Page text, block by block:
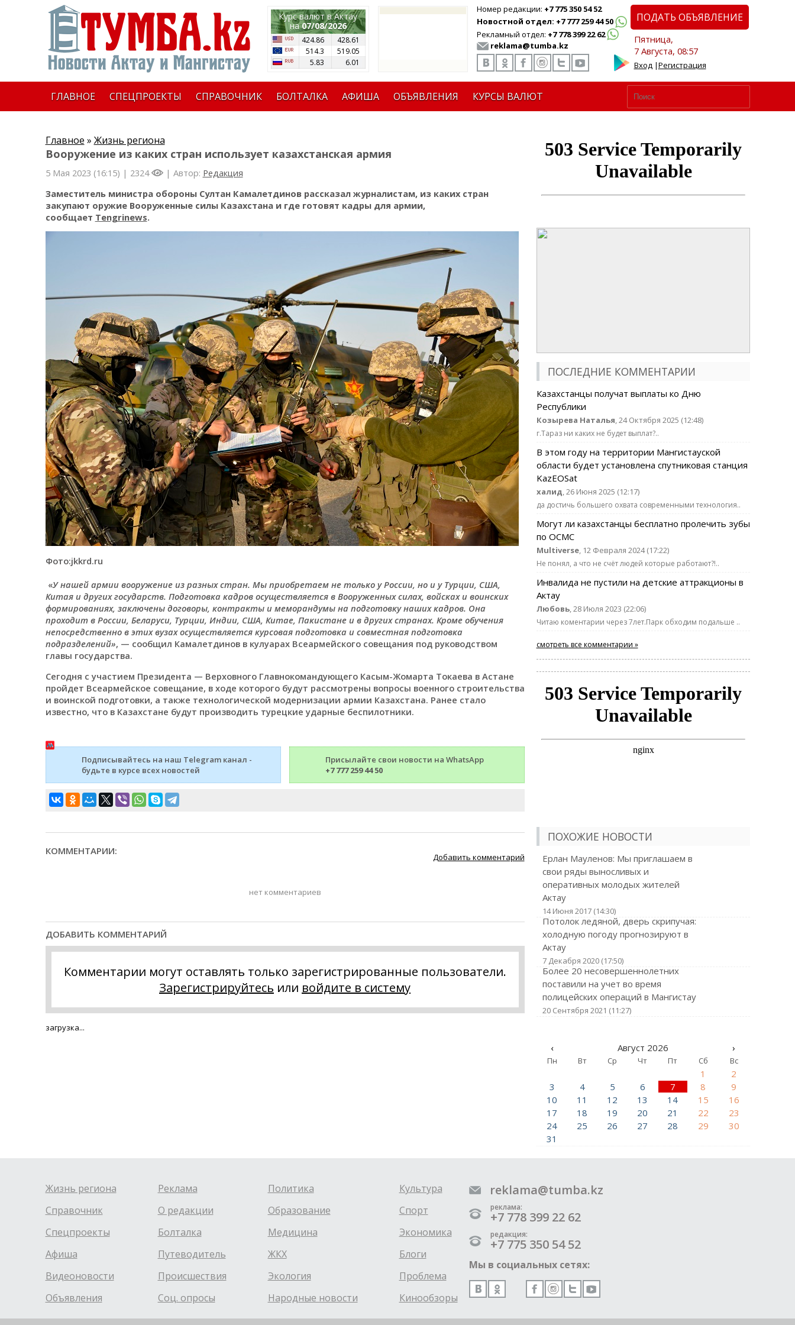
Курс валют в Актау
на07/08/2026
424.86
428.61
514.3
519.05
5.83
6.01
Номер редакции: +7 775 350 54 52
Новостной отдел: +7 777 259 44 50
Рекламный отдел: +7 778 399 22 62
reklama@tumba.kz
ПОДАТЬ ОБЪЯВЛЕНИЕ
Пятница,
7 Августа, 08:57
Вход|Регистрация
ГЛАВНОЕ СПЕЦПРОЕКТЫ СПРАВОЧНИК БОЛТАЛКА АФИША ОБЪЯВЛЕНИЯ КУРСЫ ВАЛЮТ
Главное » Жизнь региона
Вооружение из каких стран использует казахстанская армия
5 Мая 2023 (16:15) | 2324 | Автор: Редакция
Заместитель министра обороны Султан Камалетдинов рассказал журналистам, из каких стран
закупают оружие Вооруженные силы Казахстана и где готовят кадры для армии,
сообщает Tengrinews.
Фото:jkkrd.ru
«У нашей армии вооружение из разных стран. Мы приобретаем не только у России, но и у Турции, США,
Китая и других государств. Подготовка кадров осуществляется в Вооруженных силах, войсках и воинских
формированиях, заключены договоры, контракты и меморандумы на подготовку наших кадров. Она
проходит в России, Беларуси, Турции, Индии, США, Китае, Пакистане и в других странах. Кроме обучения
непосредственно в этих вузах осуществляется курсовая подготовка и совместная подготовка
подразделений», — сообщил Камалетдинов в кулуарах Всеармейского совещания под руководством
главы государства.
Сегодня с участием Президента — Верховного Главнокомандующего Касым-Жомарта Токаева в Астане
пройдет Всеармейское совещание, в ходе которого будут рассмотрены вопросы военного строительства
и воинской подготовки, а также технологической модернизации армии Казахстана. Ранее стало
известно, что в Казахстане будут производить турецкие ударные беспилотники.
Подписывайтесь на наш Telegram канал -
будьте в курсе всех новостей
Присылайте свои новости на WhatsApp
+7 777 259 44 50
КОММЕНТАРИИ:
Добавить комментарий
нет комментариев
ДОБАВИТЬ КОММЕНТАРИЙ
Комментарии могут оставлять только зарегистрированные пользователи.
Зарегистрируйтесь или войдите в систему
загрузка...
ПОСЛЕДНИЕ КОММЕНТАРИИ
Казахстанцы получат выплаты ко Дню
Республики
Козырева Наталья, 24 Октября 2025 (12:48)
г.Тараз ни каких не будет выплат?..
В этом году на территории Мангистауской
области будет установлена спутниковая станция
KazEOSat
халид, 26 Июня 2025 (12:17)
да достичь большего охвата современными технология..
Могут ли казахстанцы бесплатно пролечить зубы
по ОСМС
Multiverse, 12 Февраля 2024 (17:22)
Не понял, а что не счёт людей которые работают?!..
Инвалида не пустили на детские аттракционы в
Актау
Любовь, 28 Июля 2023 (22:06)
Читаю коментарии через 7лет.Парк обходим подальше ..
смотреть все комментарии »
ПОХОЖИЕ НОВОСТИ
Ерлан Мауленов: Мы приглашаем в
свои ряды выносливых и
оперативных молодых жителей
Актау
14 Июня 2017 (14:30)
Потолок ледяной, дверь скрипучая:
холодную погоду прогнозируют в
Актау
7 Декабря 2020 (17:50)
Более 20 несовершеннолетних
поставили на учет во время
полицейских операций в Мангистау
20 Сентября 2021 (11:27)
‹ Август 2026 ›
Пн Вт Ср Чт Пт Сб Вс
1
2
3
4 5 6 7 8
9
10
11 12 13 14 15
16
17
18 19 20 21 22
23
24
25 26 27 28 29
30
31
Жизнь региона
Справочник
Спецпроекты
Афиша
Видеоновости
Объявления
Реклама
О редакции
Болталка
Путеводитель
Происшествия
Соц. опросы
Политика
Образование
Медицина
ЖКХ
Экология
Народные новости
Культура
Спорт
Экономика
Блоги
Проблема
Кинообзоры
reklama@tumba.kz
реклама:
+7 778 399 22 62
редакция:
+7 775 350 54 52
Мы в социальных сетях: